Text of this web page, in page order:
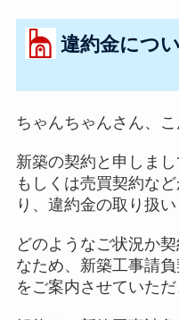
違約金につ
ちゃんちゃんさん、こ
新築の契約と申しま
もしくは売買契約な
り、違約金の取り扱い
どのようなご状況か
なため、新築工事請
をご案内させていただ